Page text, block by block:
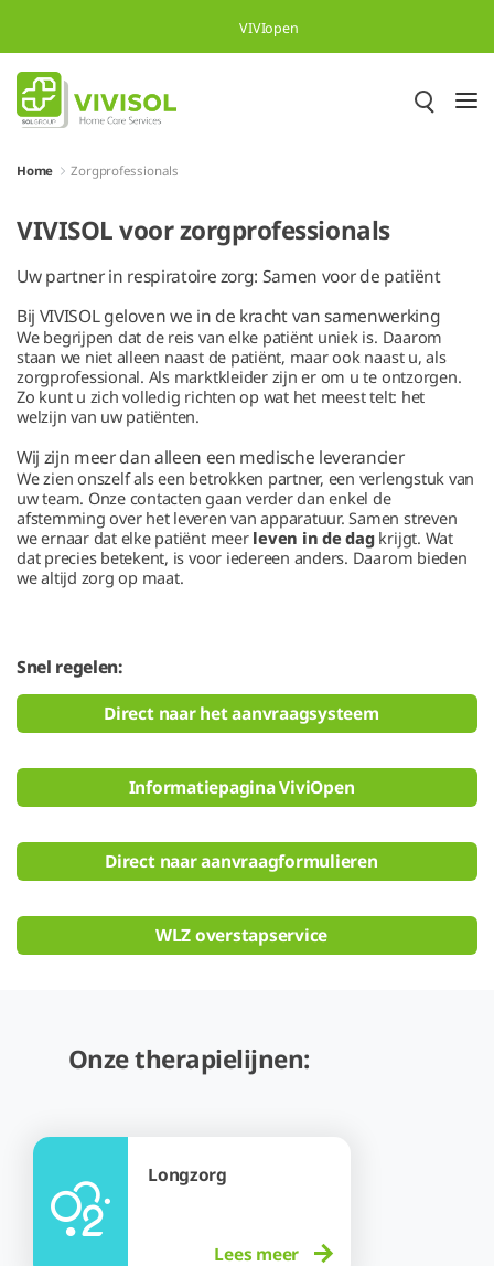
Overslaan en naar hoofdinhoud gaan
VIVIopen
Home Zorgprofessionals
VIVISOL voor zorgprofessionals
Uw partner in respiratoire zorg: Samen voor de patiënt
Bij VIVISOL geloven we in de kracht van samenwerking
We begrijpen dat de reis van elke patiënt uniek is. Daarom
staan we niet alleen naast de patiënt, maar ook naast u, als
zorgprofessional. Als marktkleider zijn er om u te ontzorgen.
Zo kunt u zich volledig richten op wat het meest telt: het
welzijn van uw patiënten.
Wij zijn meer dan alleen een medische leverancier
We zien onszelf als een betrokken partner, een verlengstuk van
uw team. Onze contacten gaan verder dan enkel de
afstemming over het leveren van apparatuur. Samen streven
we ernaar dat elke patiënt meer leven in de dagkrijgt. Wat
dat precies betekent, is voor iedereen anders. Daarom bieden
we altijd zorg op maat.
Snel regelen:
Direct naar het aanvraagsysteem
Informatiepagina ViviOpen
Direct naar aanvraagformulieren
WLZ overstapservice
Onze therapielijnen:
Longzorg
Lees meer